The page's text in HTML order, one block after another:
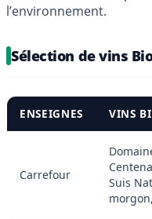
l’environnement.
Sélection de vins
ENSEIGNES VINS
Carrefour
Suis